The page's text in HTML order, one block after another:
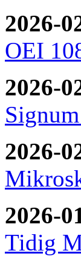
2026-
OEI
2026-
2026-
2026-
Tidig